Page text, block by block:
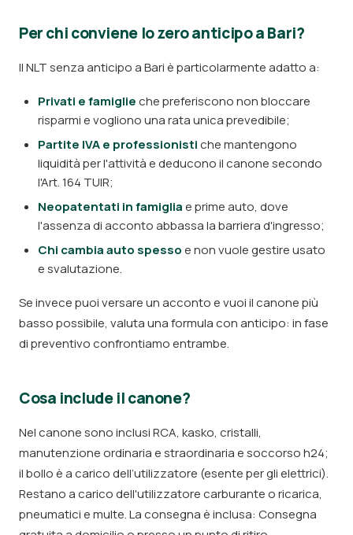
Per chi conviene lo zero anticipo a Bari?
Il NLT senza anticipo a Bari è particolarmente adatto a:
Privati e famiglieche preferiscono non bloccare
risparmi e vogliono una rata unica prevedibile;
Partite IVA e professionistiche mantengono
liquidità per l'attività e deducono il canone secondo
l'Art. 164 TUIR;
Neopatentati in famigliae prime auto, dove
l'assenza di acconto abbassa la barriera d'ingresso;
Chi cambia auto spessoe non vuole gestire usato
e svalutazione.
Se invece puoi versare un acconto e vuoi il canone più
basso possibile, valuta una formula con anticipo: in fase
di preventivo confrontiamo entrambe.
Cosa include il canone?
Nel canone sono inclusi RCA, kasko, cristalli,
manutenzione ordinaria e straordinaria e soccorso h24;
il bollo è a carico dell’utilizzatore (esente per gli elettrici).
Restano a carico dell'utilizzatore carburante o ricarica,
pneumatici e multe. La consegna è inclusa: Consegna